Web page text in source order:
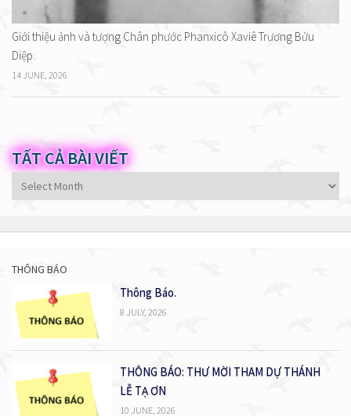
Giới thiệu ảnh và tượng Chân phước Phanxicô Xaviê Trương Bửu
Diệp.
14 JUNE, 2026
TẤT CẢ BÀI VIẾT
Tất
cả
viết
THÔNG BÁO
Thông Báo.
8 JULY, 2026
THÔNG BÁO: THƯ MỜI THAM DỰ THÁNH
LỄ TẠ ƠN
10 JUNE, 2026